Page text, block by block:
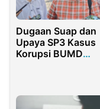
Dugaan Suap dan
Upaya SP3 Kasus
Korupsi BUMD